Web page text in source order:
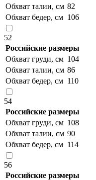
Обхват талии, см 82
Обхват бедер, см 106
52
Российские размеры
Обхват груди, см 104
Обхват талии, см 86
Обхват бедер, см 110
54
Российские размеры
Обхват груди, см 108
Обхват талии, см 90
Обхват бедер, см 114
56
Российские размеры